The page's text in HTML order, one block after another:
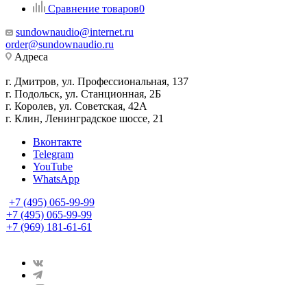
Сравнение товаров0
sundownaudio@internet.ru
order@sundownaudio.ru
Адреса
г. Дмитров, ул. Профессиональная, 137
г. Подольск, ул. Станционная, 2Б
г. Королев, ул. Советская, 42А
г. Клин, Ленинградское шоссе, 21
Вконтакте
Telegram
YouTube
WhatsApp
+7 (495) 065-99-99
+7 (495) 065-99-99
+7 (969) 181-61-61